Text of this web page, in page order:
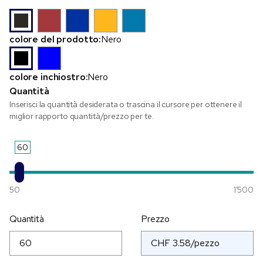
colore del prodotto:Nero
colore inchiostro:Nero
Quantità
Inserisci la quantità desiderata o trascina il cursore per ottenere il
miglior rapporto quantità/prezzo per te.
60
50 1'500
Quantità Prezzo